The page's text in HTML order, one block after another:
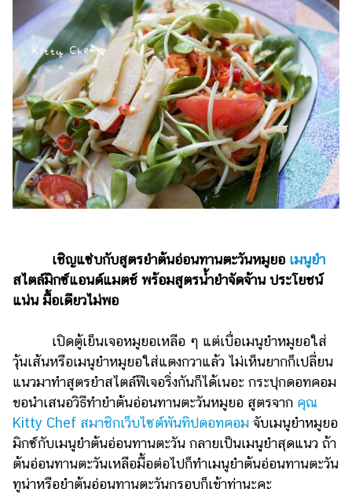
บันเทิง
รูปภาพ
ดู
หนัง
Music
Station
ละคร
ไลฟ์
ไตล์
วง
ผู้
หญิง
ผู้ชาย
สุขภาพ
ท่อง
เชิญแซ่บกับสูตรยำต้นอ่อนทานตะวันหมูยอ เมนูยำ
สไตล์มิกซ์แอนด์แมตช์ พร้อมสูตรน้ำยำจัดจ้าน ประโยชน์
แน่น มื้อเดียวไม่พอ
เปิดตู้เย็นเจอหมูยอเหลือ ๆ แต่เบื่อเมนูยําหมูยอใส่
วุ้นเส้นหรือเมนูยําหมูยอใส่แตงกวาแล้ว ไม่เห็นยากก็เปลี่ยน
แนวมาทำสูตรยำสไตล์ฟีเจอริ่งกันก็ได้เนอะ กระปุกดอทคอม
ขอนำเสนอวิธีทำยำต้นอ่อนทานตะวันหมูยอ สูตรจาก คุณ
Kitty Chef สมาชิกเว็บไซต์พันทิปดอทคอม จับเมนูยำหมูยอ
มิกซ์กับเมนูยำต้นอ่อนทานตะวัน กลายเป็นเมนูยำสุดแนว ถ้า
ต้นอ่อนทานตะวันเหลือมื้อต่อไปก็ทำเมนูยําต้นอ่อนทานตะวัน
ทูน่าหรือยําต้นอ่อนทานตะวันกรอบก็เข้าท่านะคะ